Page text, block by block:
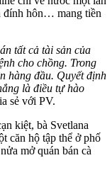
đính hôn… mang tiền
tất cả tài sản của
cho chồng. Trong
hàng đầu. Quyết định
là điều tự hào
sẻ với PV.
kiệt, bà Svetlana
căn hộ tập thể ở phố
mở quán bán cà